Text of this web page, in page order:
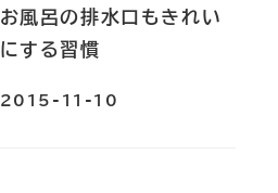
お風呂の排水口もきれい
にする習慣
2015-11-10